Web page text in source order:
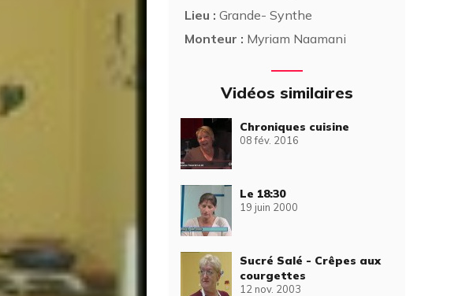
Lieu : Grande- Synthe
Monteur : Myriam Naamani
Vidéos similaires
Chroniques cuisine
08 fév. 2016
Le 18:30
19 juin 2000
Sucré Salé - Crêpes aux
courgettes
12 nov. 2003